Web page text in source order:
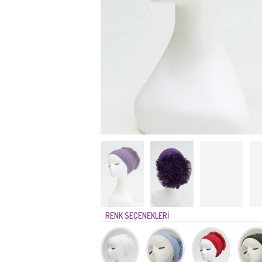
RENK SEÇENEKLERİ